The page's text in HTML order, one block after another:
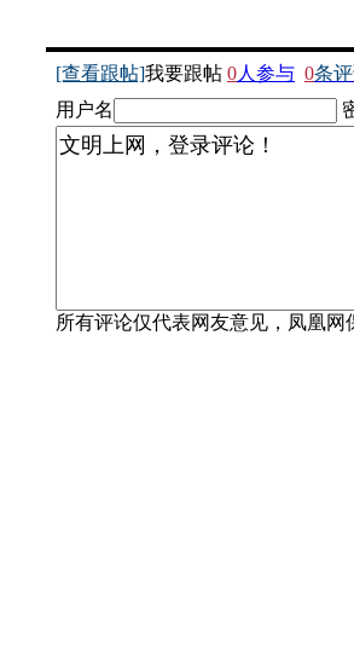
[查看跟帖]我要跟帖 0人参与 0条
用户名
所有评论仅代表网友意见，凤凰网